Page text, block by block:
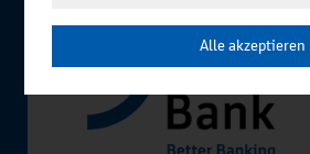
Alle akzeptieren